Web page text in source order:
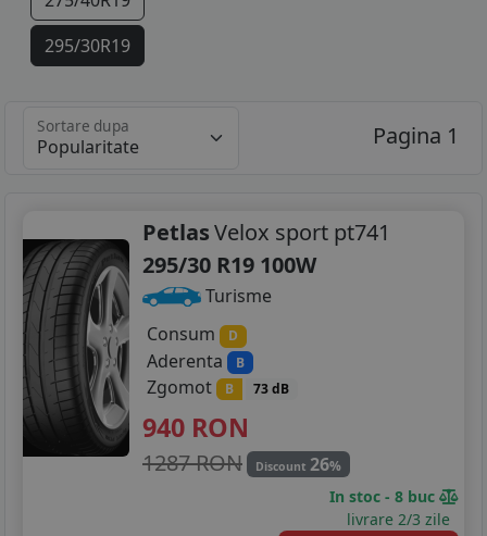
295/30R19
305/30R19
305/30R20
Sortare dupa Pagina 1
PetlasVelox sport pt741
295/30 R19 100W
Turisme
Consum
D
Aderenta B
Zgomot B 73 dB
940 RON
1287 RON Discount 26%
In stoc - 8 buc
livrare 2/3 zile